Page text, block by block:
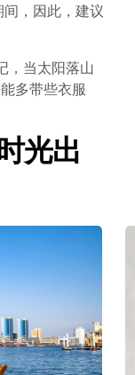
，因此，建议
，当太阳落山
多带些衣服
光出